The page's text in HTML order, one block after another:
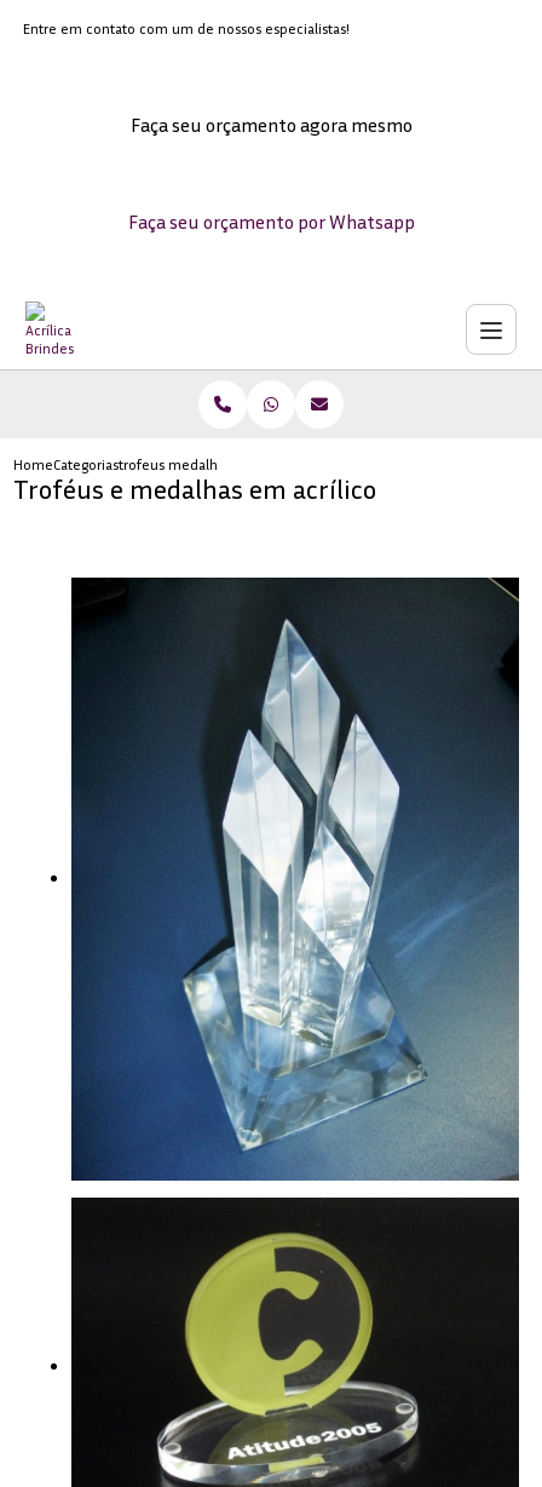
Entre em contato com um de nossos especialistas!
Faça seu orçamento agora mesmo
Faça seu orçamento por Whatsapp
HomeCategoriastrofeus medalhas acrilico
Troféus e medalhas em acrílico